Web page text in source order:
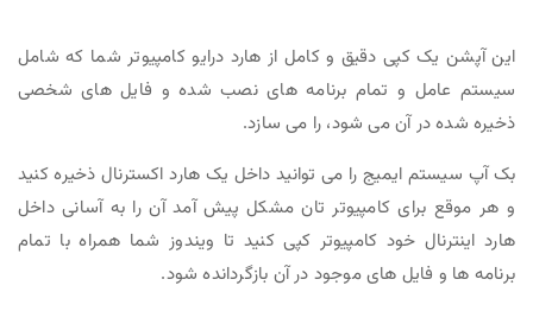
این آپشن یک کپی دقیق و کامل از هارد درایو کامپیوتر شما که شامل
سیستم عامل و تمام برنامه های نصب شده و فایل های شخصی
ذخیره شده در آن می شود، را می سازد.
بک آپ سیستم ایمیج را می توانید داخل یک هارد اکسترنال ذخیره کنید
و هر موقع برای کامپیوتر تان مشکل پیش آمد آن را به آسانی داخل
هارد اینترنال خود کامپیوتر کپی کنید تا ویندوز شما همراه با تمام
برنامه ها و فایل های موجود در آن بازگردانده شود.